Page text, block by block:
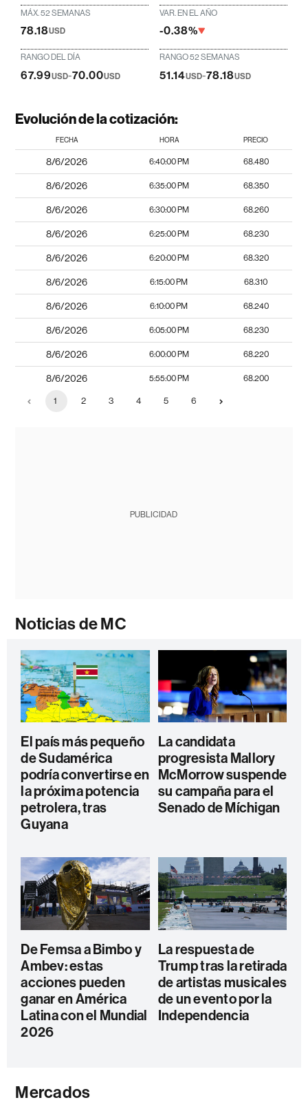
MÁX. 52 SEMANAS
78.18USD
VAR. EN EL AÑO
-0.38%
RANGO DEL DÍA
67.99USD-70.00USD
RANGO 52 SEMANAS
51.14USD-78.18USD
Evolución de la cotización:
FECHA HORA PRECIO
8/6/2026 6:40:00 PM 68.480
8/6/2026 6:35:00 PM 68.350
8/6/2026 6:30:00 PM 68.260
8/6/2026 6:25:00 PM 68.230
8/6/2026 6:20:00 PM 68.320
8/6/2026 6:15:00 PM 68.310
8/6/2026 6:10:00 PM 68.240
8/6/2026 6:05:00 PM 68.230
8/6/2026 6:00:00 PM 68.220
8/6/2026 5:55:00 PM 68.200
1 2 3 4 5 6
PUBLICIDAD
Noticias de MC
El país más pequeño
de Sudamérica
podría convertirse en
la próxima potencia
petrolera, tras
Guyana
La candidata
progresista Mallory
McMorrow suspende
su campaña para el
Senado de Míchigan
De Femsa a Bimbo y
Ambev: estas
acciones pueden
ganar en América
Latina con el Mundial
2026
La respuesta de
Trump tras la retirada
de artistas musicales
de un evento por la
Independencia
Mercados